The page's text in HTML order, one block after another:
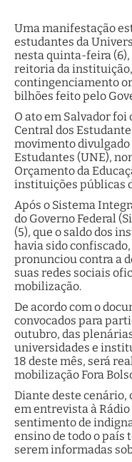
Uma manifestação
estudantes da
nesta quinta-feira
reitoria da
contingenciamento
bilhões feito pelo
O ato em Salvador
Central dos
movimento
Estudantes (UNE),
Orçamento da
instituições públicas
Após o Sistema
do Governo Federal
(5), que o saldo dos
havia sido
pronunciou contra a
suas redes sociais
mobilização.
De acordo com o
convocados para
outubro, das
universidades e
18 deste mês, será
mobilização Fora
Diante deste cenário,
em entrevista à
sentimento de
ensino de todo o país
serem informadas